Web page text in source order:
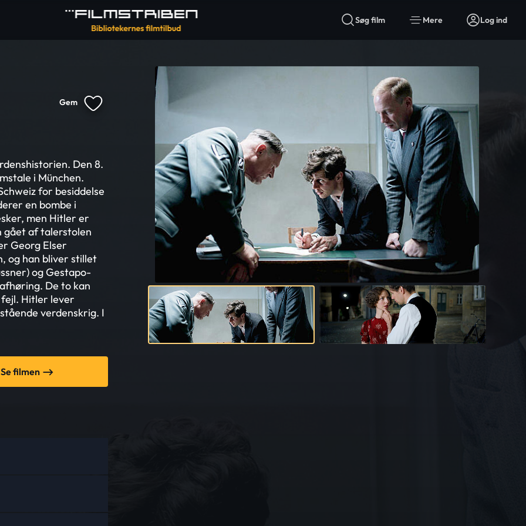
Søg film Mere Log ind
Gem
Den 8.
i München.
for besiddelse
en bombe i
men Hitler er
gået af talerstolen
Georg Elser
og han bliver stillet
og Gestapo-
De to kan
Hitler lever
verdenskrig. I
Se filmen